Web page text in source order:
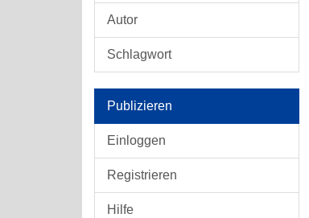
Autor
Schlagwort
Publizieren
Einloggen
Registrieren
Hilfe